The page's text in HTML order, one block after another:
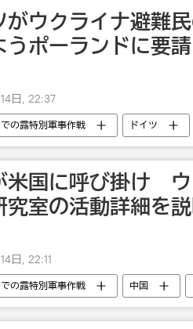
がウクライナ避難
うポーランドに要請
日, 22:37
の露特別軍事作戦 ドイツ
米国に呼び掛け
究室の活動詳細を
日, 22:11
の露特別軍事作戦 中国